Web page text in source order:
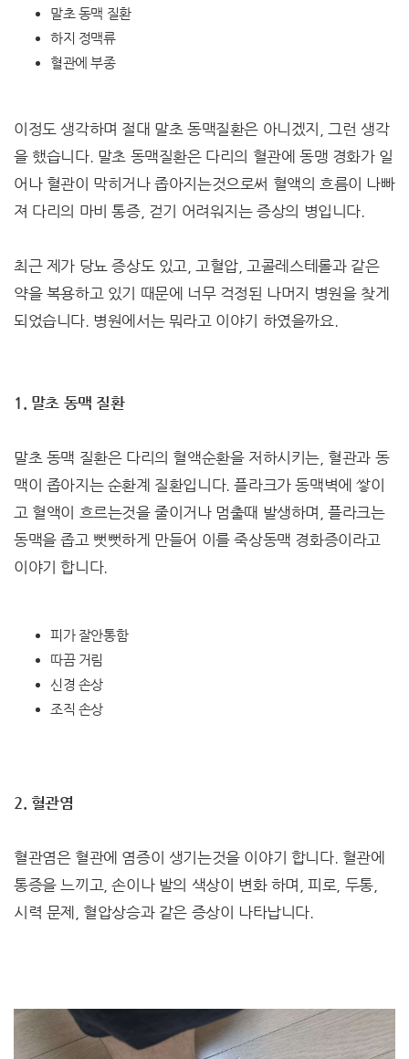
말초 동맥 질환
하지 정맥류
혈관에 부종
이정도 생각하며 절대 말초 동맥질환은 아니겠지, 그런 생각
을 했습니다. 말초 동맥질환은 다리의 혈관에 동맹 경화가 일
어나 혈관이 막히거나 좁아지는것으로써 혈액의 흐름이 나빠
져 다리의 마비 통증, 걷기 어려워지는 증상의 병입니다.
최근 제가 당뇨 증상도 있고, 고혈압, 고콜레스테롤과 같은
약을 복용하고 있기 때문에 너무 걱정된 나머지 병원을 찾게
되었습니다. 병원에서는 뭐라고 이야기 하였을까요.
1. 말초 동맥 질환
말초 동맥 질환은 다리의 혈액순환을 저하시키는, 혈관과 동
맥이 좁아지는 순환계 질환입니다. 플라크가 동맥벽에 쌓이
고 혈액이 흐르는것을 줄이거나 멈출때 발생하며, 플라크는
동맥을 좁고 뻣뻣하게 만들어 이를 죽상동맥 경화증이라고
이야기 합니다.
피가 잘안통함
따끔 거림
신경 손상
조직 손상
2. 혈관염
혈관염은 혈관에 염증이 생기는것을 이야기 합니다. 혈관에
통증을 느끼고, 손이나 발의 색상이 변화 하며, 피로, 두통,
시력 문제, 혈압상승과 같은 증상이 나타납니다.